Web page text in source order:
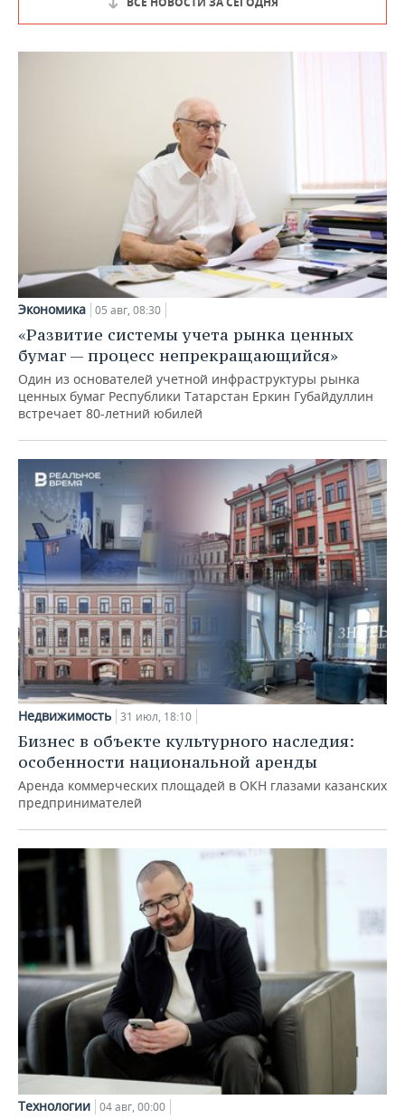
Экономика 05 авг, 08:30
«Развитие системы учета рынка ценных
бумаг — процесс непрекращающийся»
Один из основателей учетной инфраструктуры рынка
ценных бумаг Республики Татарстан Еркин Губайдуллин
встречает 80-летний юбилей
Недвижимость 31 июл, 18:10
Бизнес в объекте культурного наследия:
особенности национальной аренды
Аренда коммерческих площадей в ОКН глазами казанских
предпринимателей
Технологии 04 авг, 00:00